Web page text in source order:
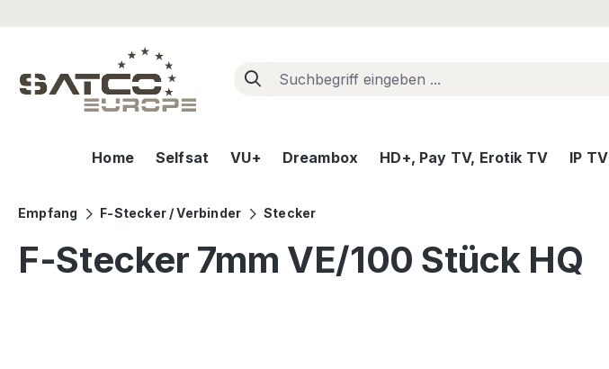
Home Selfsat VU+ Dreambox HD+, Pay TV, Erotik TV IP TV
Empfang F-Stecker / Verbinder Stecker
F-Stecker 7mm VE/100 Stück HQ